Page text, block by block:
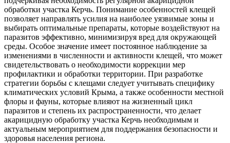
обработки участка Керчь. Понимание особенностей клещей
позволяет направлять усилия на наиболее уязвимые зоны и
выбирать оптимальные препараты, которые воздействуют на
паразитов эффективно, минимизируя вред для окружающей
среды. Особое значение имеет постоянное наблюдение за
изменениями в численности и активности клещей, что может
свидетельствовать о необходимости коррекции мер
профилактики и обработки территории. При разработке
стратегии борьбы с клещами следует учитывать специфику
климатических условий Крыма, а также особенности местной
флоры и фауны, которые влияют на жизненный цикл
паразитов и степень их распространенности, что делает
акарицидную обработку участка Керчь необходимым и
актуальным мероприятием для поддержания безопасности и
здоровья населения региона.